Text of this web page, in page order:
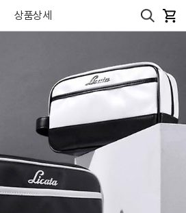
상품상세